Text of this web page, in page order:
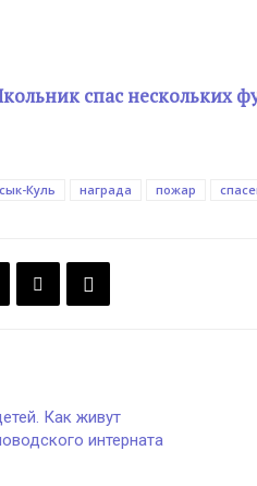
спас нескольких
Куль награда пожар
Как живут
интерната